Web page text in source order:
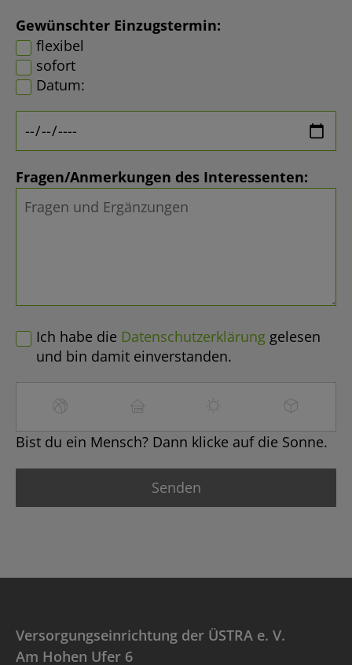
Gewünschter Einzugstermin:
flexibel
sofort
Datum:
Fragen/Anmerkungen des Interessenten:
Ich habe die Datenschutzerklärung gelesen
und bin damit einverstanden.
Bist du ein Mensch? Dann klicke auf die Sonne.
Versorgungseinrichtung der ÜSTRA e. V.
Am Hohen Ufer 6